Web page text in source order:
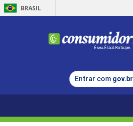
BRASIL
Entrar com gov.br